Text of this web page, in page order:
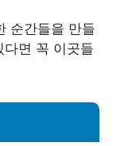
순간들을 만들
면 꼭 이곳들